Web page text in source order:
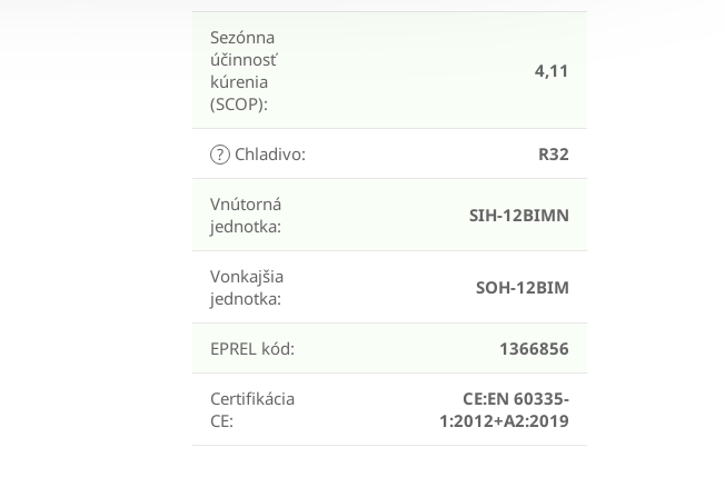
Sezónna
účinnosť
kúrenia
(SCOP):
4,11
? Chladivo: R32
Vnútorná
jednotka: SIH-12BIMN
Vonkajšia
jednotka: SOH-12BIM
EPREL kód: 1366856
Certifikácia
CE:
CE:EN 60335-
1:2012+A2:2019